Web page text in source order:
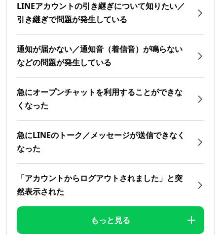
LINEアカウントの引き継ぎについて知りたい／
引き継ぎで問題が発生している
通知が届かない／通知音（着信音）が鳴らない
などの問題が発生している
急にオープンチャットを利用することができな
くなった
急にLINEのトーク／メッセージが送信できなく
なった
「アカウントからログアウトされました」と突
然表示された
もっと見る